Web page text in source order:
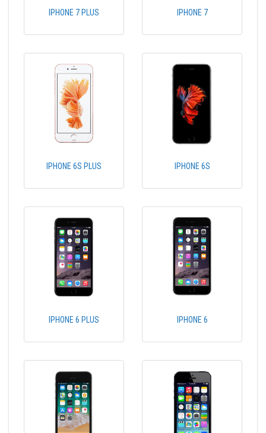
IPHONE 7 PLUS IPHONE 7
IPHONE 6S PLUS IPHONE 6S
IPHONE 6 PLUS IPHONE 6